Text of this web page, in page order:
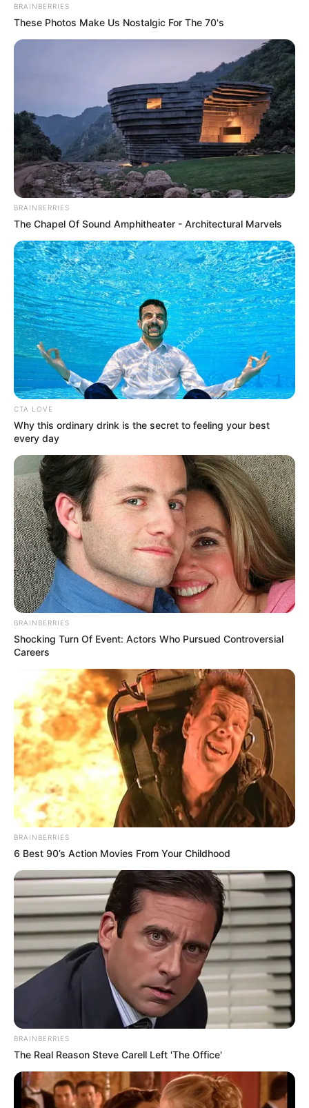
BRAINBERRIES
These Photos Make Us Nostalgic For The 70's
BRAINBERRIES
The Chapel Of Sound Amphitheater - Architectural Marvels
CTA LOVE
Why this ordinary drink is the secret to feeling your best
every day
BRAINBERRIES
Shocking Turn Of Event: Actors Who Pursued Controversial
Careers
BRAINBERRIES
6 Best 90’s Action Movies From Your Childhood
BRAINBERRIES
The Real Reason Steve Carell Left 'The Office'